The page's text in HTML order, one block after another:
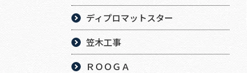
ディプロマットスター
笠木工事
ＲＯＯＧＡ